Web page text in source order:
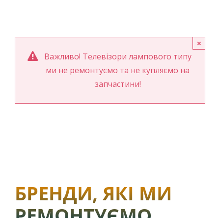
Важливо! Телевізори лампового типу
ми не ремонтуємо та не купляємо на
запчастини!
×
БРЕНДИ, ЯКІ МИ